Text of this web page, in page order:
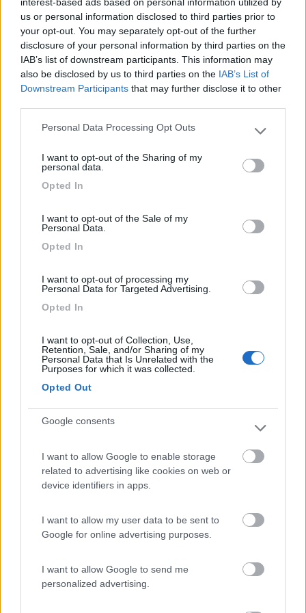
us or personal information disclosed to third parties prior to
your opt-out. You may separately opt-out of the further
disclosure of your personal information by third parties on the
IAB’s list of downstream participants. This information may
also be disclosed by us to third parties on the IAB’s List of
Downstream Participants that may further disclose it to other
Please note that this website/app uses one or more Google
not limited to your visit or usage behaviour. You may click to
use your data for below specified purposes in below Google
Personal Data Processing Opt Outs
I want to opt-out of the Sharing of my
personal data.
Opted In
I want to opt-out of the Sale of my
Personal Data.
Opted In
I want to opt-out of processing my
Personal Data for Targeted Advertising.
Opted In
I want to opt-out of Collection, Use,
Retention, Sale, and/or Sharing of my
Personal Data that Is Unrelated with the
Purposes for which it was collected.
Opted Out
Google consents
I want to allow Google to enable storage
related to advertising like cookies on web or
device identifiers in apps.
I want to allow my user data to be sent to
Google for online advertising purposes.
I want to allow Google to send me
personalized advertising.
però.ciao manu [:X]
fino al 11/08/26
Ardesio(BG)
sport15
13161
Inserito il22/02/2006
padella perchè è un delitto..... Anche io rispondendo in privato
all'amico che cercava la fiorentina ho consigliato di consultare i
menù,prima di sedersi. Una valida alternativa appunto è
territorio con ottima scelta di carni a prezzi buoni e di qualità
notevole. Poi è ovvio che se vuoi mangiarci insieme dei crostini
di fegatini,un fritto di funghi e fiori,pappardelle sulla lepre ecc,
devi affidarti alla ristorazione. Poi l'amaro serve per digerire il
conto.... Ciao e buon appetito a tutti Gianluca
PioBove
Inserito il23/02/2006 alle:00:54:27
Volete mangiare delle buone bistecche? PioBove c'è venite a
Livorno organizziamo una bella bisteccata...............fatemi
PioBove
15
Dimenticavo per inf tristano62@tiscali.it(PioBove)